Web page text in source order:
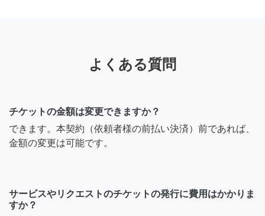
よくある質問
チケットの金額は変更できますか？
できます。本契約（依頼者様の前払い決済）前であれば、
金額の変更は可能です。
サービスやリクエストのチケットの発行に費用はかかりま
すか？